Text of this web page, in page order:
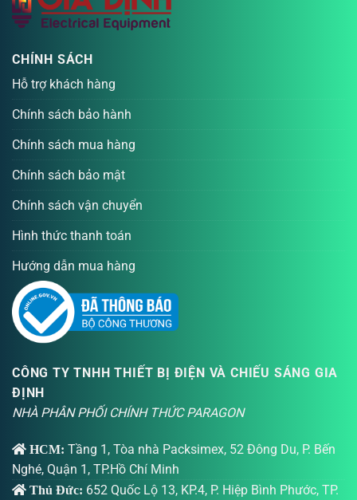
CHÍNH SÁCH
Hỗ trợ khách hàng
Chính sách bảo hành
Chính sách mua hàng
Chính sách bảo mật
Chính sách vận chuyển
Hình thức thanh toán
Hướng dẫn mua hàng
CÔNG TY TNHH THIẾT BỊ ĐIỆN VÀ CHIẾU SÁNG GIA
ĐỊNH
NHÀ PHÂN PHỐI CHÍNH THỨC PARAGON
HCM: Tầng 1, Tòa nhà Packsimex, 52 Đông Du, P. Bến
Nghé, Quận 1, TP.Hồ Chí Minh
Thủ Đức: 652 Quốc Lộ 13, KP.4, P. Hiệp Bình Phước, TP.